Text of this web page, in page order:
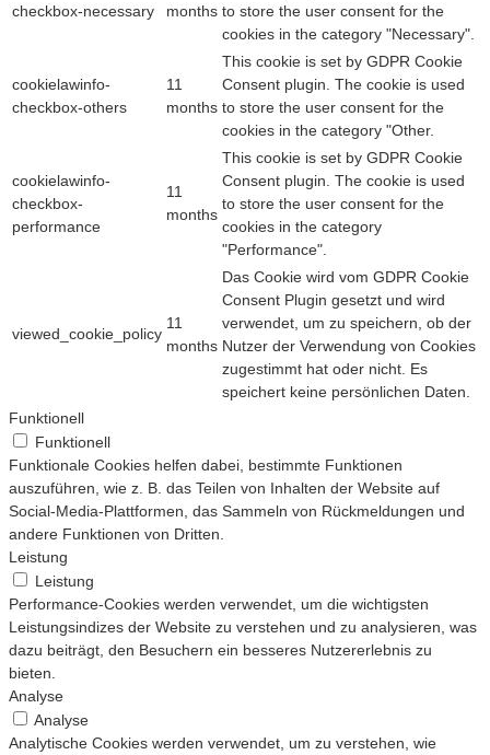
checkbox-necessary
months to store the user consent for the
cookies in the category "Necessary".
cookielawinfo-
checkbox-others
11
months
This cookie is set by GDPR Cookie
Consent plugin. The cookie is used
to store the user consent for the
cookies in the category "Other.
cookielawinfo-
checkbox-
performance
11
months
This cookie is set by GDPR Cookie
Consent plugin. The cookie is used
to store the user consent for the
cookies in the category
"Performance".
viewed_cookie_policy
11
months
Das Cookie wird vom GDPR Cookie
Consent Plugin gesetzt und wird
verwendet, um zu speichern, ob der
Nutzer der Verwendung von Cookies
zugestimmt hat oder nicht. Es
speichert keine persönlichen Daten.
Funktionell
Funktionell
Funktionale Cookies helfen dabei, bestimmte Funktionen
auszuführen, wie z. B. das Teilen von Inhalten der Website auf
Social-Media-Plattformen, das Sammeln von Rückmeldungen und
andere Funktionen von Dritten.
Leistung
Leistung
Performance-Cookies werden verwendet, um die wichtigsten
Leistungsindizes der Website zu verstehen und zu analysieren, was
dazu beiträgt, den Besuchern ein besseres Nutzererlebnis zu
bieten.
Analyse
Analyse
Analytische Cookies werden verwendet, um zu verstehen, wie